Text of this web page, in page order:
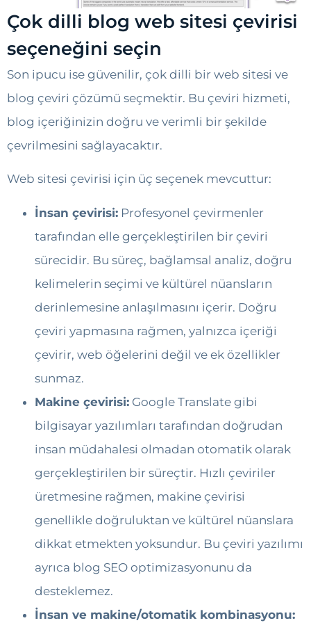
Çok dilli blog web sitesi çevirisi
seçeneğini seçin
Son ipucu ise güvenilir, çok dilli bir web sitesi ve
blog çeviri çözümü seçmektir. Bu çeviri hizmeti,
blog içeriğinizin doğru ve verimli bir şekilde
çevrilmesini sağlayacaktır.
Web sitesi çevirisi için üç seçenek mevcuttur:
İnsan çevirisi: Profesyonel çevirmenler
tarafından elle gerçekleştirilen bir çeviri
sürecidir. Bu süreç, bağlamsal analiz, doğru
kelimelerin seçimi ve kültürel nüansların
derinlemesine anlaşılmasını içerir. Doğru
çeviri yapmasına rağmen, yalnızca içeriği
çevirir, web öğelerini değil ve ek özellikler
sunmaz.
Makine çevirisi: Google Translate gibi
bilgisayar yazılımları tarafından doğrudan
insan müdahalesi olmadan otomatik olarak
gerçekleştirilen bir süreçtir. Hızlı çeviriler
üretmesine rağmen, makine çevirisi
genellikle doğruluktan ve kültürel nüanslara
dikkat etmekten yoksundur. Bu çeviri yazılımı
ayrıca blog SEO optimizasyonunu da
desteklemez.
İnsan ve makine/otomatik kombinasyonu: